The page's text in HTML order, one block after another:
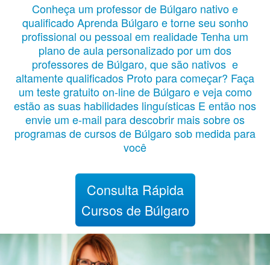
Conheça um professor de Búlgaro nativo e
qualificado Aprenda Búlgaro e torne seu sonho
profissional ou pessoal em realidade Tenha um
plano de aula personalizado por um dos
professores de Búlgaro, que são nativos e
altamente qualificados Proto para começar? Faça
um teste gratuito on-line de Búlgaro e veja como
estão as suas habilidades linguísticas E então nos
envie um e-mail para descobrir mais sobre os
programas de cursos de Búlgaro sob medida para
você
Consulta Rápida
Cursos de Búlgaro